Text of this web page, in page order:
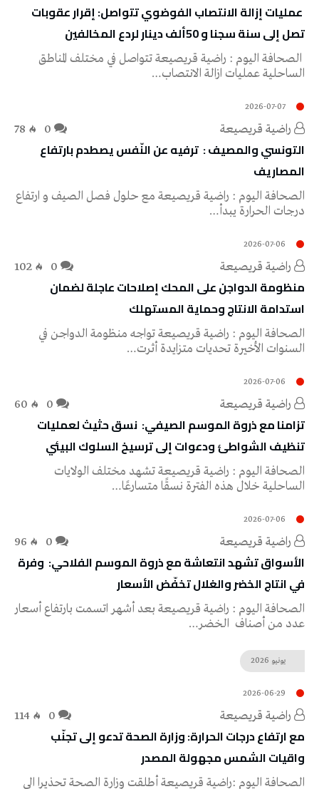
‬تصل‭ ‬إلى‭ ‬سنة‭ ‬سجنا‭ ‬و50‭ ‬ألف‭ ‬دينار‭ ‬لردع‭ ‬المخالفين‭
‬الساحلية‭ ‬عمليات‭ ‬ازالة‭ ‬الانتصاب‭…
2026-07-07
راضية قريصيعة 78
‬المصاريف‭ ‬
‬درجات‭ ‬الحرارة‭ ‬يبدأ‭…
2026-07-06
راضية قريصيعة 102
‬استدامة‭ ‬الانتاج‭ ‬وحماية‭ ‬المستهلك
‬السنوات‭ ‬الأخيرة‭ ‬تحديات‭ ‬متزايدة‭ ‬أثرت‭…
2026-07-06
راضية قريصيعة 60
‬تنظيف‭ ‬الشواطئ‭ ‬ودعوات‭ ‬إلى‭ ‬ترسيخ‭ ‬السلوك‭ ‬البيئي
‬الساحلية‭ ‬خلال‭ ‬هذه‭ ‬الفترة‭ ‬نسقًا‭ ‬متسارعًا‭…
2026-07-06
راضية قريصيعة 96
‬في‭ ‬انتاج‭ ‬الخضر‭ ‬والغلال‭ ‬تخفّض‭ ‬الأسعار
‬عدد‭ ‬من‭ ‬أصناف‭ ‬الخضر‭…
يونيو 2026
2026-06-29
راضية قريصيعة 114
‬واقيات‭ ‬الشمس‭ ‬مجهولة‭ ‬المصدر